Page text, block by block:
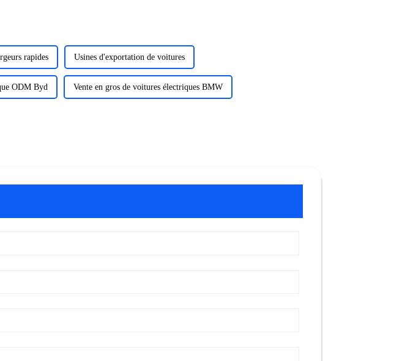
rapides Usines d'exportation de voitures
ODM Byd Vente en gros de voitures électriques BMW